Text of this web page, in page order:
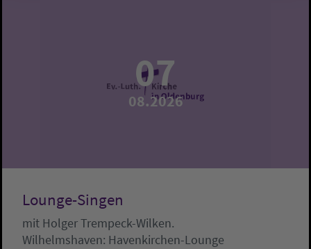
07
08.2026
Lounge-Singen
mit Holger Trempeck-Wilken.
Wilhelmshaven: Havenkirchen-Lounge